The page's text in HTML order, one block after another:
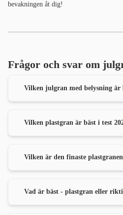
bevakningen åt dig!
Frågor och svar om
Vilken julgran med belysning är
Vilken plastgran är bäst i test
Vilken är den finaste
Vad är bäst - plastgran eller